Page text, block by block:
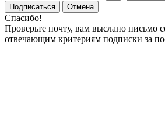
Подписаться
Отмена
Спасибо!
Проверьте почту, вам выслано письмо
отвечающим критериям подписки за